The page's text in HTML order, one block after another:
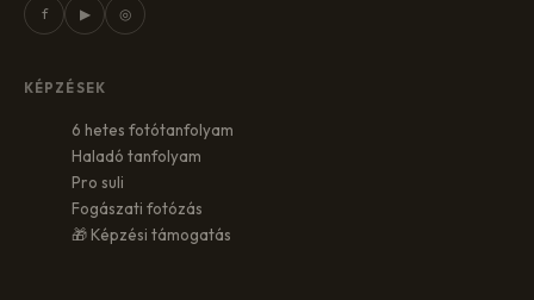
f ▶ ◎
KÉPZÉSEK
6 hetes fotótanfolyam
Haladó tanfolyam
Pro suli
Fogászati fotózás
🎁 Képzési támogatás